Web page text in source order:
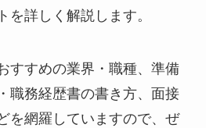
を詳しく解説します。
すすめの業界・職種、準備
職務経歴書の書き方、面接
を網羅していますので、ぜ